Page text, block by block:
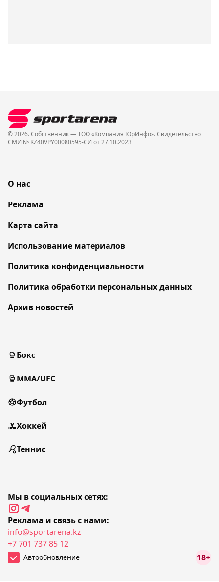
© 2026. Собственник — ТОО «Компания ЮрИнфо». Cвидетельство
СМИ № KZ40VPY00080595-СИ от 27.10.2023
О нас
Реклама
Карта сайта
Использование материалов
Политика конфиденциальности
Политика обработки персональных данных
Архив новостей
Бокс
MMA/UFC
Футбол
Хоккей
Теннис
Мы в социальных сетях:
Реклама и связь с нами:
info@sportarena.kz
+7 701 737 85 12
Автообновление 18+